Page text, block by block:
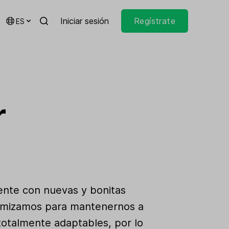
ES Iniciar sesión Regístrate
con nuevas y bonitas
para mantenernos a
adaptables, por lo